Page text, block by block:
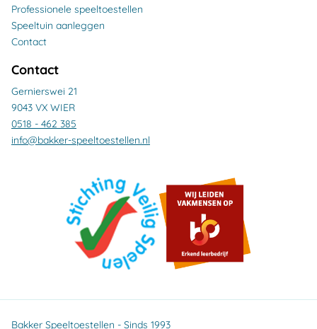
Professionele speeltoestellen
Speeltuin aanleggen
Contact
Contact
Gernierswei 21
9043 VX WIER
0518 - 462 385
info@bakker-speeltoestellen.nl
Bakker Speeltoestellen - Sinds 1993